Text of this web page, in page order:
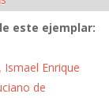
este ejemplar:
Ismael Enrique
de